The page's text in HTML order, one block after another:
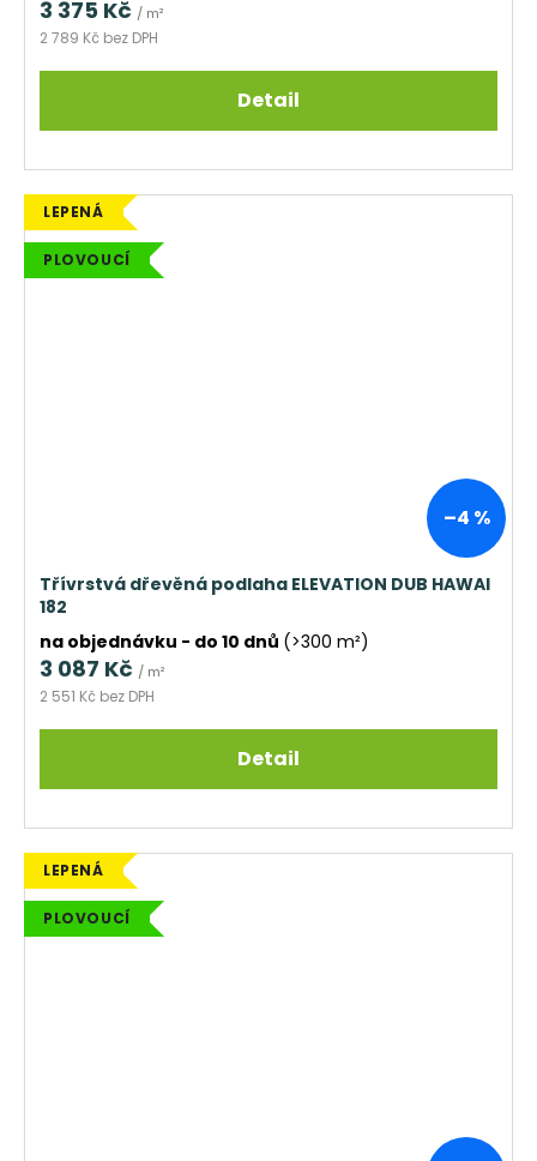
2 789 Kč bez DPH
3 375 Kč / m²
Detail
LEPENÁ
PLOVOUCÍ
–4 %
Třívrstvá dřevěná podlaha ELEVATION DUB HAWAI
182
na objednávku - do 10 dnů (>300 m²)
2 551 Kč bez DPH
3 087 Kč / m²
Detail
LEPENÁ
PLOVOUCÍ